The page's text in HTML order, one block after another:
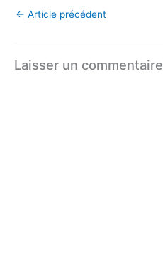
← Article précédent
Laisser un commentaire